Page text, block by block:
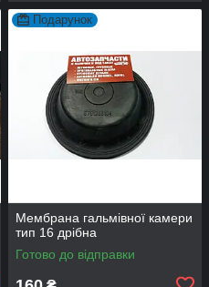
Подарунок
Мембрана гальмівної камери
тип 16 дрібна
Готово до відправки